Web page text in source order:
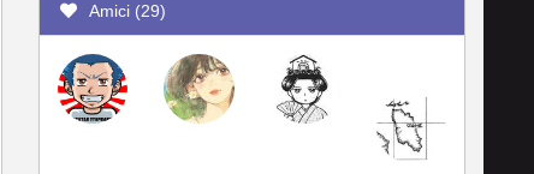
Amici (29)